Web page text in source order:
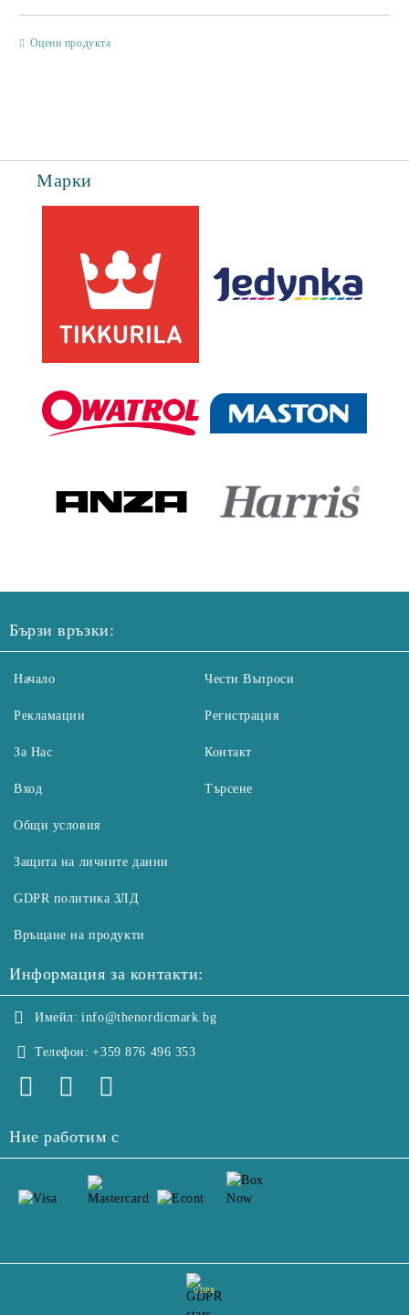
Съгласен съм сПолитиката за лични данни
Ние ще се свържем с вас в рамките на работния ден.
Оцени продукта
Марки
Бързи връзки:
Начало
Рекламации
За Нас
Вход
Чести Въпроси
Регистрация
Контакт
Търсене
Общи условия
Защита на личните данни
GDPR политика ЗЛД
Връщане на продукти
Информация за контакти:
Имейл: info@thenordicmark.bg
Телефон: +359 876 496 353
Ние работим с
GDPR